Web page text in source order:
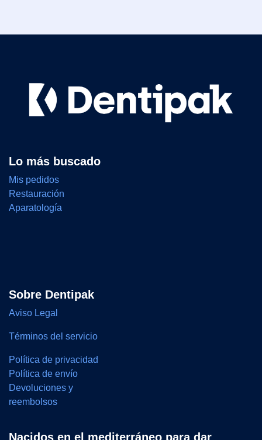
Lo más buscado
Mis pedidos
Restauración
Aparatología
Sobre Dentipak
Aviso Legal
Términos del servicio
Política de privacidad
Política de envío
Devoluciones y
reembolsos
Nacidos en el mediterráneo para dar